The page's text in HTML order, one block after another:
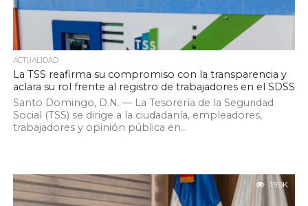
ACTUALIDAD
La TSS reafirma su compromiso con la transparencia y
aclara su rol frente al registro de trabajadores en el SDSS
Santo Domingo, D.N. — La Tesorería de la Seguridad
Social (TSS) se dirige a la ciudadanía, empleadores,
trabajadores y opinión pública en...
19.9K